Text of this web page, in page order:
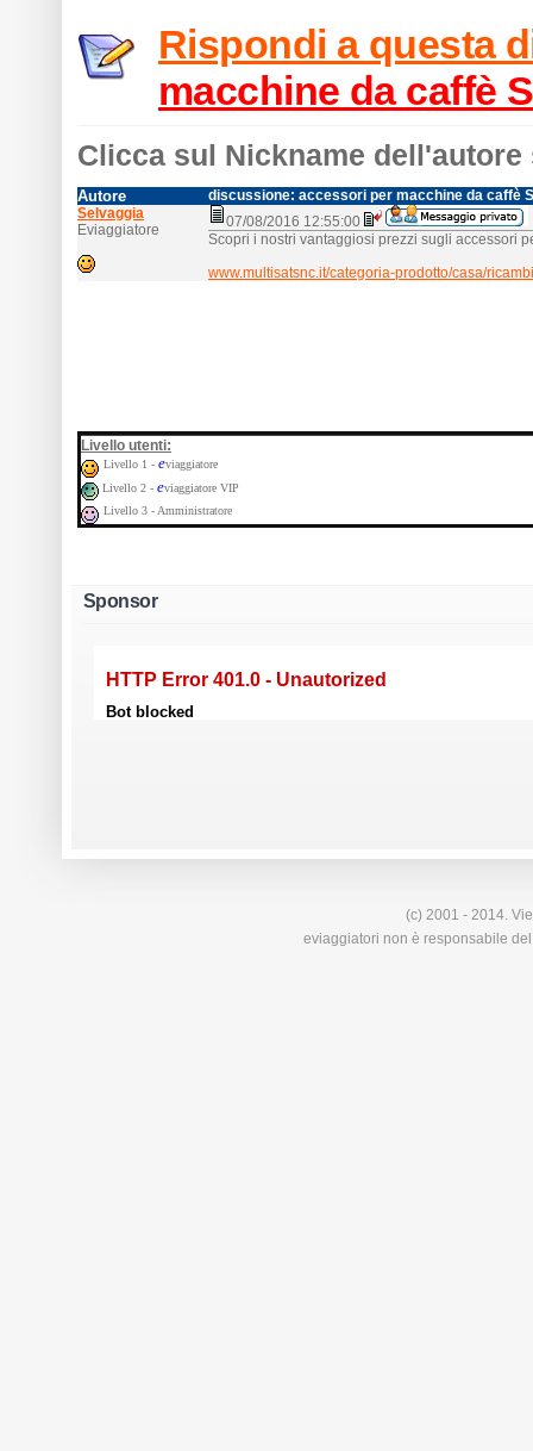
Rispondi a questa
macchine da caffè
Clicca sul Nickname
Autore
discussione: accessori per macchine da caffè
Selvaggia
Eviaggiatore
07/08/2016 12:55:00
Scopri i nostri vantaggiosi prezzi sugli accessori
www.multisatsnc.it/categoria-prodotto/casa/
Livello utenti:
Livello 1 - eviaggiatore
Livello 2 - eviaggiatore VIP
Livello 3 - Amministratore
Sponsor
(c) 2001 - 2014.
eviaggiatori non è responsabile